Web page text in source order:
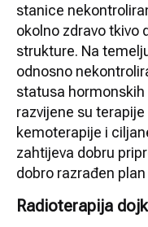
stanice
okolno zdravo tkivo
strukture. Na
odnosno
statusa hormonskih
razvijene su
kemoterapije i
zahtijeva dobru
dobro razrađen
Radioterapija